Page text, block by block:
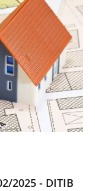
2025 - DITIB